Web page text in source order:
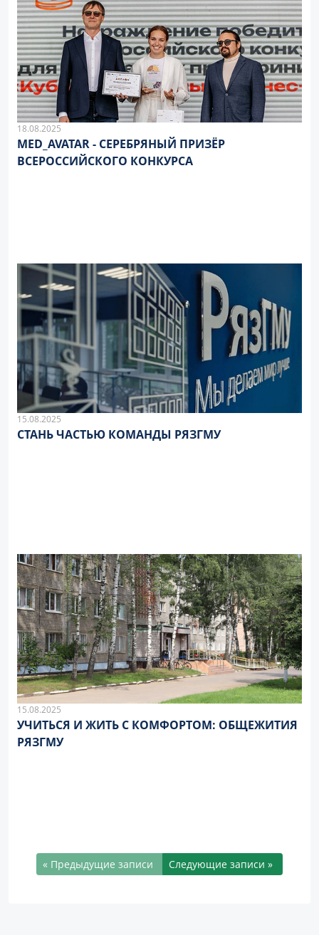
18.08.2025
MED_AVATAR - СЕРЕБРЯНЫЙ ПРИЗЁР
ВСЕРОССИЙСКОГО КОНКУРСА
15.08.2025
СТАНЬ ЧАСТЬЮ КОМАНДЫ РЯЗГМУ
15.08.2025
УЧИТЬСЯ И ЖИТЬ С КОМФОРТОМ: ОБЩЕЖИТИЯ
РЯЗГМУ
« Предыдущие записи Следующие записи »